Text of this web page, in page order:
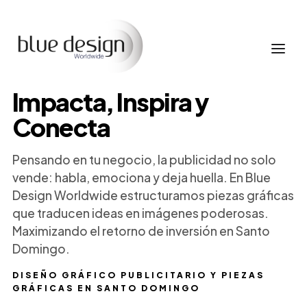
DISEÑO GRÁFICO PUBLICITARIO Y PIEZAS
GRÁFICAS EN SANTO DOMINGO
Impacta, Inspira y
Conecta
Pensando en tu negocio, la publicidad no solo
vende: habla, emociona y deja huella. En Blue
Design Worldwide estructuramos piezas gráficas
que traducen ideas en imágenes poderosas.
Maximizando el retorno de inversión en Santo
Domingo.